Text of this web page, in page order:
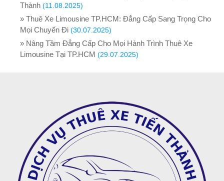
Thành (11.08.2025)
» Thuê Xe Limousine TP.HCM: Đẳng Cấp Sang Trọng Cho
Mọi Chuyến Đi (30.07.2025)
» Nâng Tầm Đẳng Cấp Cho Mọi Hành Trình Thuê Xe
Limousine Tại TP.HCM (29.07.2025)